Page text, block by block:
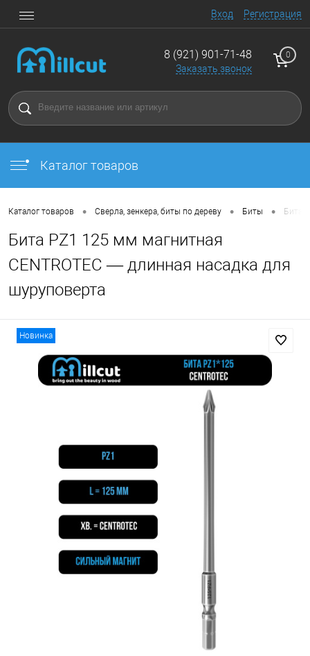
Вход Регистрация
8 (921) 901-71-48
Заказать звонок
0
Каталог товаров
Каталог товаров • Сверла, зенкера, биты по дереву • Биты • Бита
Бита PZ1 125 мм магнитная
CENTROTEC — длинная насадка для
шуруповерта
Новинка